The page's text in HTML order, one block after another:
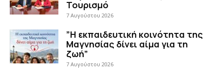
Τουρισμό
7 Αυγούστου 2026
”Η εκπαιδευτική κοινότητα της
Μαγνησίας δίνει αίμα για τη
ζωή”
7 Αυγούστου 2026